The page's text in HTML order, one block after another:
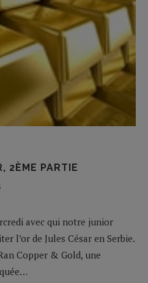
2ÈME PARTIE
avec qui notre junior
l’or de Jules César en Serbie.
Copper & Gold, une